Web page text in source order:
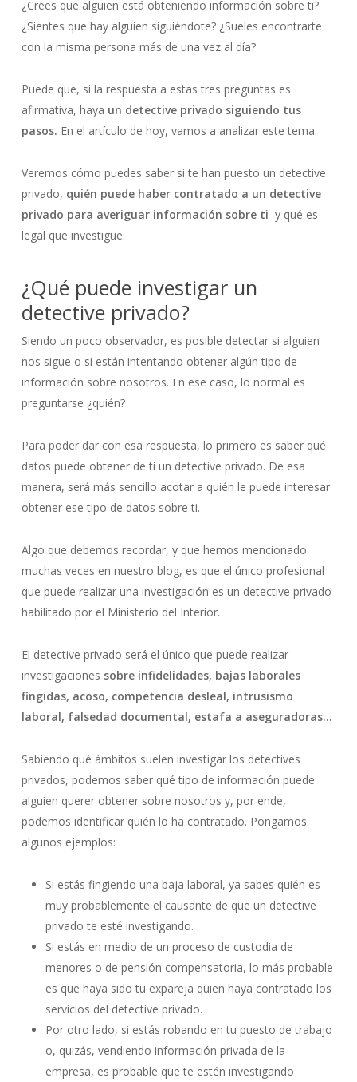
¿Crees que alguien está obteniendo información sobre ti?
¿Sientes que hay alguien siguiéndote? ¿Sueles encontrarte
con la misma persona más de una vez al día?
Puede que, si la respuesta a estas tres preguntas es
afirmativa, haya un detective privado siguiendo tus
pasos. En el artículo de hoy, vamos a analizar este tema.
Veremos cómo puedes saber si te han puesto un detective
privado, quién puede haber contratado a un detective
privado para averiguar información sobre ti y qué es
legal que investigue.
¿Qué puede investigar un
detective privado?
Siendo un poco observador, es posible detectar si alguien
nos sigue o si están intentando obtener algún tipo de
información sobre nosotros. En ese caso, lo normal es
preguntarse ¿quién?
Para poder dar con esa respuesta, lo primero es saber qué
datos puede obtener de ti un detective privado. De esa
manera, será más sencillo acotar a quién le puede interesar
obtener ese tipo de datos sobre ti.
Algo que debemos recordar, y que hemos mencionado
muchas veces en nuestro blog, es que el único profesional
que puede realizar una investigación es un detective privado
habilitado por el Ministerio del Interior.
El detective privado será el único que puede realizar
investigaciones sobre infidelidades, bajas laborales
fingidas, acoso, competencia desleal, intrusismo
laboral, falsedad documental, estafa a aseguradoras…
Sabiendo qué ámbitos suelen investigar los detectives
privados, podemos saber qué tipo de información puede
alguien querer obtener sobre nosotros y, por ende,
podemos identificar quién lo ha contratado. Pongamos
algunos ejemplos:
Si estás fingiendo una baja laboral, ya sabes quién es
muy probablemente el causante de que un detective
privado te esté investigando.
Si estás en medio de un proceso de custodia de
menores o de pensión compensatoria, lo más probable
es que haya sido tu expareja quien haya contratado los
servicios del detective privado.
Por otro lado, si estás robando en tu puesto de trabajo
o, quizás, vendiendo información privada de la
empresa, es probable que te estén investigando